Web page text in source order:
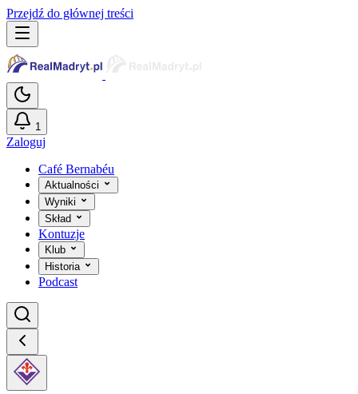
Przejdź do głównej treści
1
Zaloguj
Café Bernabéu
Aktualności
Wyniki
Skład
Kontuzje
Klub
Historia
Podcast